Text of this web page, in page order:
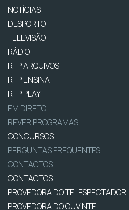
NOTÍCIAS
DESPORTO
TELEVISÃO
RÁDIO
RTP ARQUIVOS
RTP ENSINA
RTP PLAY
EM DIRETO
REVER PROGRAMAS
CONCURSOS
PERGUNTAS FREQUENTES
CONTACTOS
CONTACTOS
PROVEDORA DO TELESPECTADOR
PROVEDORA DO OUVINTE